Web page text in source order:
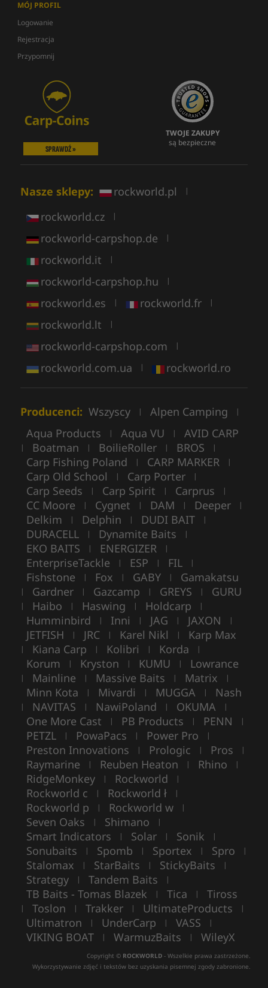
MÓJ PROFIL
Logowanie
Rejestracja
Przypomnij
SPRAWDŹ »
TWOJE ZAKUPY
są bezpieczne
Nasze sklepy: rockworld.pl |
rockworld.cz |
rockworld-carpshop.de |
rockworld.it |
rockworld-carpshop.hu |
rockworld.es | rockworld.fr |
rockworld.lt |
rockworld-carpshop.com |
rockworld.com.ua | rockworld.ro
Producenci: Wszyscy | Alpen Camping |
Aqua Products | Aqua VU | AVID CARP
| Boatman | BoilieRoller | BROS |
Carp Fishing Poland | CARP MARKER |
Carp Old School | Carp Porter |
Carp Seeds | Carp Spirit | Carprus |
CC Moore | Cygnet | DAM | Deeper |
Delkim | Delphin | DUDI BAIT |
DURACELL | Dynamite Baits |
EKO BAITS | ENERGIZER |
EnterpriseTackle | ESP | FIL |
Fishstone | Fox | GABY | Gamakatsu
| Gardner | Gazcamp | GREYS | GURU
| Haibo | Haswing | Holdcarp |
Humminbird | Inni | JAG | JAXON |
JETFISH | JRC | Karel Nikl | Karp Max
| Kiana Carp | Kolibri | Korda |
Korum | Kryston | KUMU | Lowrance
| Mainline | Massive Baits | Matrix |
Minn Kota | Mivardi | MUGGA | Nash
| NAVITAS | NawiPoland | OKUMA |
One More Cast | PB Products | PENN |
PETZL | PowaPacs | Power Pro |
Preston Innovations | Prologic | Pros |
Raymarine | Reuben Heaton | Rhino |
RidgeMonkey | Rockworld |
Rockworld c | Rockworld ł |
Rockworld p | Rockworld w |
Seven Oaks | Shimano |
Smart Indicators | Solar | Sonik |
Sonubaits | Spomb | Sportex | Spro |
Stalomax | StarBaits | StickyBaits |
Strategy | Tandem Baits |
TB Baits - Tomas Blazek | Tica | Tiross
| Toslon | Trakker | UltimateProducts |
Ultimatron | UnderCarp | VASS |
VIKING BOAT | WarmuzBaits | WileyX
Copyright © ROCKWORLD - Wszelkie prawa zastrzeżone.
Wykorzystywanie zdjęć i tekstów bez uzyskania pisemnej zgody zabronione.